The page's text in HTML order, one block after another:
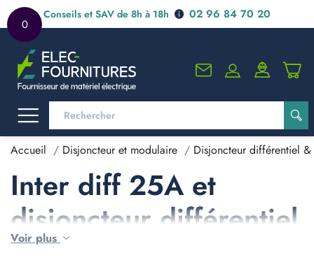
0
Conseils et SAV de 8h à 18h 02 96 84 70 20
Accueil Disjoncteur et modulaire Disjoncteur différentiel
Inter diff 25A et
disjoncteur différentiel
Schneider 25A
Voir plus